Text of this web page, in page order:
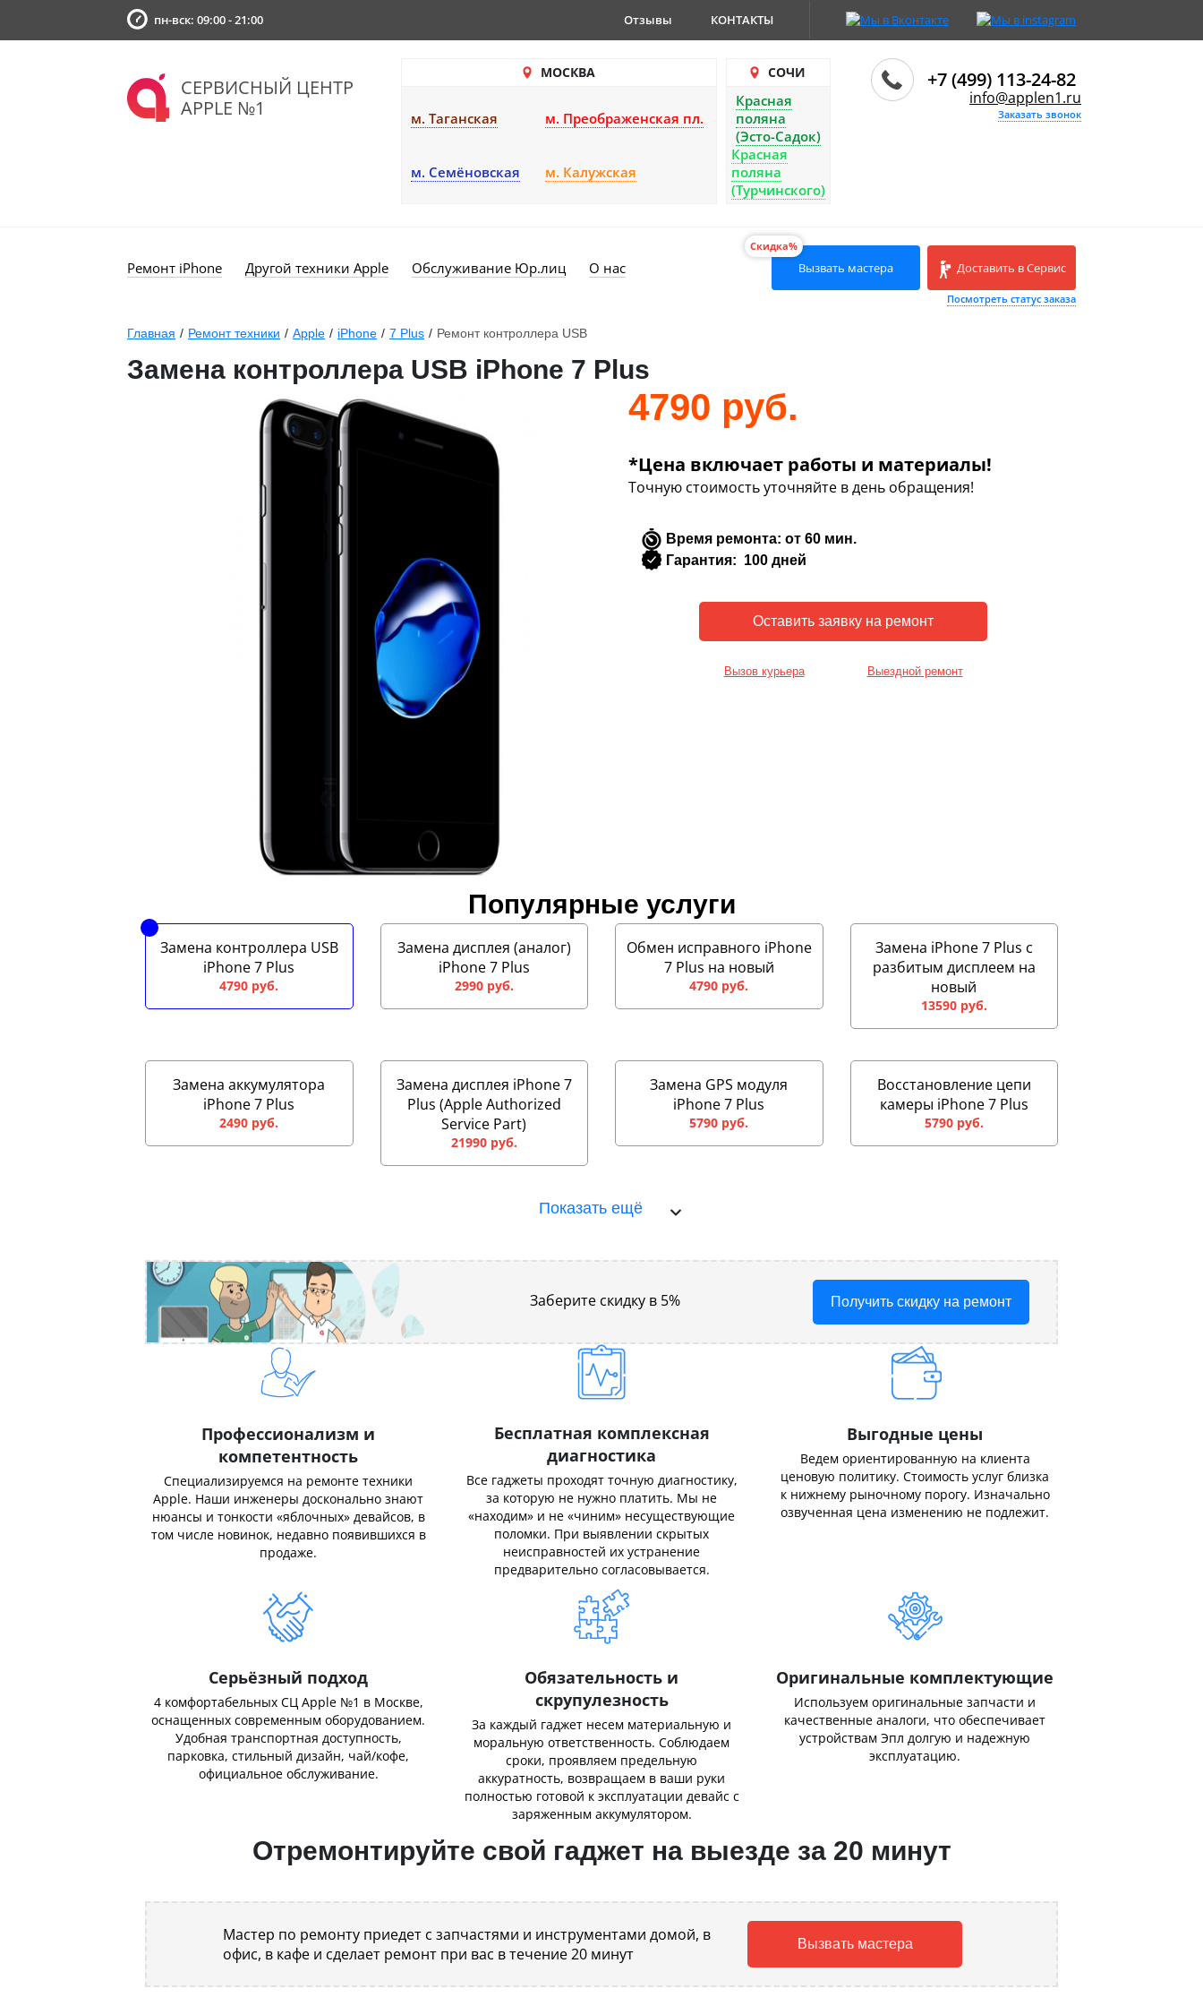
пн-вск: 09:00 - 21:00 Отзывы КОНТАКТЫ
СЕРВИСНЫЙ ЦЕНТР
APPLE №1
МОСКВА
м. Таганская м. Преображенская пл.
м. Семёновская м. Калужская
СОЧИ
Красная
поляна
(Эсто-Садок)
Красная
поляна
(Турчинского)
+7 (499) 113-24-82
info@applen1.ru
Заказать звонок
Ремонт iPhone Другой техники Apple Обслуживание Юр.лиц О нас
Скидка%
Вызвать мастера Доставить в Сервис
Посмотреть статус заказа
Главная / Ремонт техники / Apple / iPhone / 7 Plus / Ремонт контроллера USB
Замена контроллера USB iPhone 7 Plus
4790 руб.
*Цена включает работы и материалы!
Точную стоимость уточняйте в день обращения!
Время ремонта: от 60 мин.
Гарантия: 100 дней
Вызов курьера Выездной ремонт
Популярные услуги
Замена контроллера USB
iPhone 7 Plus
4790 руб.
Замена дисплея (аналог)
iPhone 7 Plus
2990 руб.
Обмен исправного iPhone
7 Plus на новый
4790 руб.
Замена iPhone 7 Plus с
разбитым дисплеем на
новый
13590 руб.
Замена аккумулятора
iPhone 7 Plus
2490 руб.
Замена дисплея iPhone 7
Plus (Apple Authorized
Service Part)
21990 руб.
Замена GPS модуля
iPhone 7 Plus
5790 руб.
Восстановление цепи
камеры iPhone 7 Plus
5790 руб.
Показать ещё
Заберите скидку в 5% Получить скидку на ремонт
Профессионализм и
компетентность
Специализируемся на ремонте техники
Apple. Наши инженеры досконально знают
нюансы и тонкости «яблочных» девайсов, в
том числе новинок, недавно появившихся в
продаже.
Бесплатная комплексная
диагностика
Все гаджеты проходят точную диагностику,
за которую не нужно платить. Мы не
«находим» и не «чиним» несуществующие
поломки. При выявлении скрытых
неисправностей их устранение
предварительно согласовывается.
Выгодные цены
Ведем ориентированную на клиента
ценовую политику. Стоимость услуг близка
к нижнему рыночному порогу. Изначально
озвученная цена изменению не подлежит.
Серьёзный подход
4 комфортабельных СЦ Apple №1 в Москве,
оснащенных современным оборудованием.
Удобная транспортная доступность,
парковка, стильный дизайн, чай/кофе,
официальное обслуживание.
Обязательность и
скрупулезность
За каждый гаджет несем материальную и
моральную ответственность. Соблюдаем
сроки, проявляем предельную
аккуратность, возвращаем в ваши руки
полностью готовой к эксплуатации девайс с
заряженным аккумулятором.
Оригинальные комплектующие
Используем оригинальные запчасти и
качественные аналоги, что обеспечивает
устройствам Эпл долгую и надежную
эксплуатацию.
Отремонтируйте свой гаджет на выезде за 20 минут
Мастер по ремонту приедет с запчастями и инструментами домой, в
офис, в кафе и сделает ремонт при вас в течение 20 минут
Вызвать мастера